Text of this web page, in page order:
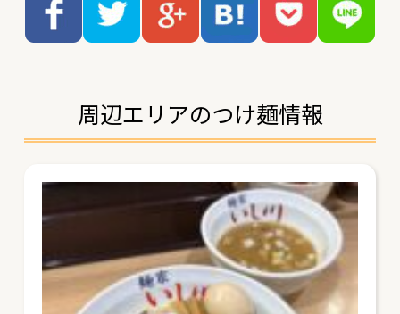
周辺エリアのつけ麺情報